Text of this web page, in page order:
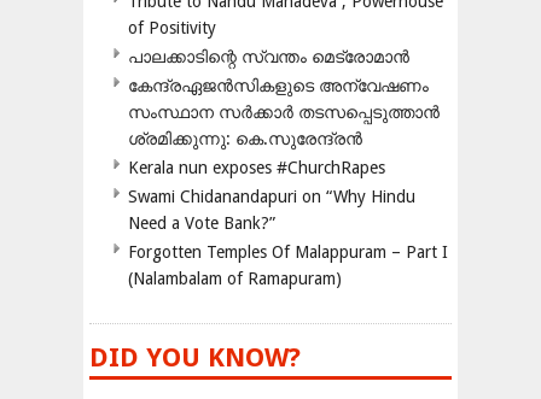
of Positivity
പാലക്കാടിന്റെ സ്വന്തം മെട്രോമാൻ
കേന്ദ്രഏജൻസികളുടെ അന്വേഷണം
സംസ്ഥാന സർക്കാർ തടസപ്പെടുത്താൻ
ശ്രമിക്കുന്നു: കെ.സുരേന്ദ്രൻ
Kerala nun exposes #ChurchRapes
Swami Chidanandapuri on “Why Hindu
Need a Vote Bank?”
Forgotten Temples Of Malappuram – Part I
(Nalambalam of Ramapuram)
DID YOU KNOW?